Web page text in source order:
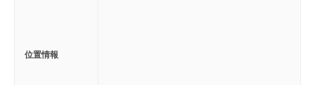
位置情報